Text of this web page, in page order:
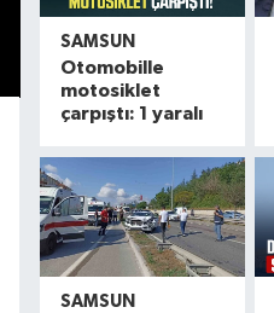
SAMSUN
Otomobille
motosiklet
çarpıştı: 1 yaralı
SAMSUN